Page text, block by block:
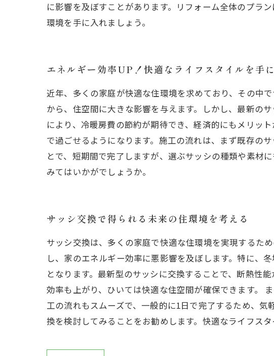
に影響を及ぼすことがあります。リフォーム全体のプラ
環境を手に入れましょう。
エネルギー効率UP！快適なライフスタイルを手
近年、多くの家庭が快適な住環境を求めており、その中
から、住空間に大きな影響を与えます。しかし、最新の
により、冷暖房費の節約が期待でき、経済的にもメリッ
で過ごせるようになります。施工の流れは、まず既存の
とで、短期間で完了しますが、選ぶサッシの種類や素材
みてはいかがでしょうか。
サッシ交換で得られる未来の住環境を考える
サッシ交換は、多くの家庭で快適な住環境を実現するた
し、家のエネルギー効率に悪影響を及ぼします。特に、
となります。最新型のサッシに交換することで、断熱性
効率も上がり、ひいては快適な住空間が確保できます。
工の流れもスムーズで、一般的に1日で完了するため、
換を検討してみることをお勧めします。快適なライフス